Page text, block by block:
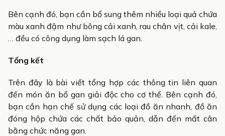
Bên cạnh đó, bạn cần bổ sung thêm nhiều loại quả chứa
màu xanh đậm như bông cải xanh, rau chân vịt, cải kale,
… đều có công dụng làm sạch lá gan.
Tổng kết
Trên đây là bài viết tổng hợp các thông tin liên quan
đến món ăn bổ gan giải độc cho cơ thể. Bên cạnh đó,
bạn cần hạn chế sử dụng các loại đồ ăn nhanh, đồ ăn
đóng hộp chứa các chất bảo quản, dẫn đến mất cân
bằng chức năng gan.